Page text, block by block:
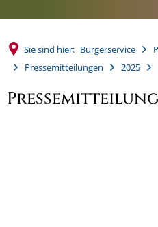
Sie sind hier: Bürgerservice
Pressemitteilungen
2025